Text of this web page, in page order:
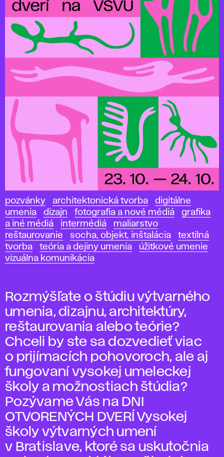
pozvánky architektonická tvorba
digitálne
umenia
dizajn fotografia a nové médiá
grafika
a iné médiá
intermédiá
maliarstvo
reštaurovanie
socha, objekt, inštalácia
textilná
tvorba
teória a dejiny umenia
úžitkové umenie
vizuálna komunikácia
Rozmýšľate o štúdiu výtvarného
umenia, dizajnu, architektúry,
reštaurovania alebo teórie?
Chceli by ste sa dozvedieť viac
o prijímacích pohovoroch, ale aj
fungovaní vysokej umeleckej
školy a možnostiach štúdia?
Pozývame Vás na DNI
OTVORENÝCH DVERÍ Vysokej
školy výtvarných umení
v Bratislave, ktoré sa uskutočnia